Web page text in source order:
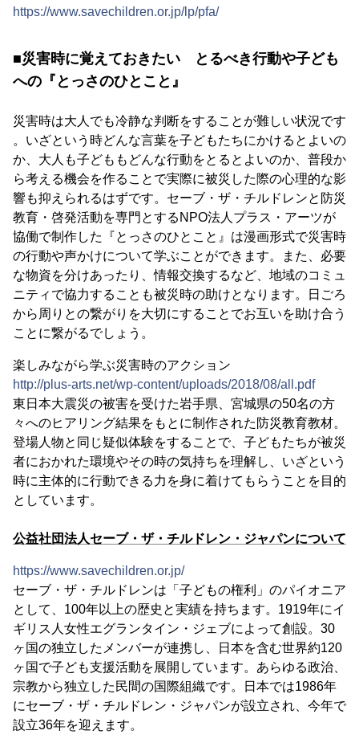
https://www.savechildren.or.jp/lp/pfa/
■災害時に覚えておきたい とるべき行動や子ども
への『とっさのひとこと』
災害時は大人でも冷静な判断をすることが難しい状況です
。いざという時どんな言葉を子どもたちにかけるとよいの
か、大人も子どももどんな行動をとるとよいのか、普段か
ら考える機会を作ることで実際に被災した際の心理的な影
響も抑えられるはずです。セーブ・ザ・チルドレンと防災
教育・啓発活動を専門とするNPO法人プラス・アーツが
協働で制作した『とっさのひとこと』は漫画形式で災害時
の行動や声かけについて学ぶことができます。また、必要
な物資を分けあったり、情報交換するなど、地域のコミュ
ニティで協力することも被災時の助けとなります。日ごろ
から周りとの繋がりを大切にすることでお互いを助け合う
ことに繋がるでしょう。
楽しみながら学ぶ災害時のアクション
http://plus-arts.net/wp-content/uploads/2018/08/all.pdf
東日本大震災の被害を受けた岩手県、宮城県の50名の方
々へのヒアリング結果をもとに制作された防災教育教材。
登場人物と同じ疑似体験をすることで、子どもたちが被災
者におかれた環境やその時の気持ちを理解し、いざという
時に主体的に行動できる力を身に着けてもらうことを目的
としています。
公益社団法人セーブ・ザ・チルドレン・ジャパンについて
https://www.savechildren.or.jp/
セーブ・ザ・チルドレンは「子どもの権利」のパイオニア
として、100年以上の歴史と実績を持ちます。1919年にイ
ギリス人女性エグランタイン・ジェブによって創設。30
ヶ国の独立したメンバーが連携し、日本を含む世界約120
ヶ国で子ども支援活動を展開しています。あらゆる政治、
宗教から独立した民間の国際組織です。日本では1986年
にセーブ・ザ・チルドレン・ジャパンが設立され、今年で
設立36年を迎えます。